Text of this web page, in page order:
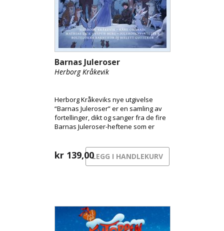
Barnas Juleroser
Herborg Kråkevik
Herborg Kråkeviks nye utgivelse
“Barnas Juleroser” er en samling av
fortellinger, dikt og sanger fra de fire
Barnas Juleroser-heftene som er
varm blanding av lydbok og musikk.
kr 139,00LEGG I HANDLEKURV